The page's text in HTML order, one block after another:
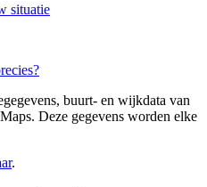
situatie
buurt- en wijkdata van
Deze gegevens worden elke
.